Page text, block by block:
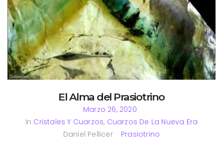
El Alma del Prasiotrino
Marzo 26, 2020
In Cristales Y Cuarzos, Cuarzos De La Nueva Era
Daniel Pellicer
Prasiotrino